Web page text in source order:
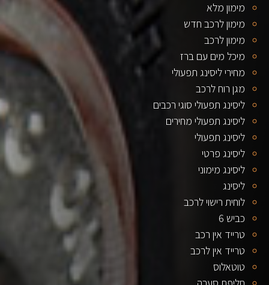
מימון מלא
מימון לרכב חדש
מימון לרכב
מיכל מים עם ברז
מחירי ליסינג תפעולי
מגן רוח לרכב
ליסינג תפעולי סוגי רכבים
ליסינג תפעולי מחירים
ליסינג תפעולי
ליסינג פרטי
ליסינג מימוני
ליסינג
לוחית רישוי לרכב
כביש 6
טרייד אין רכב
טרייד אין לרכב
טוטאלוס